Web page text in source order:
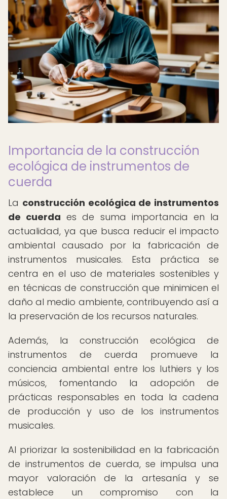
Importancia de la construcción
ecológica de instrumentos de
cuerda
La construcción ecológica de instrumentos
de cuerda es de suma importancia en la
actualidad, ya que busca reducir el impacto
ambiental causado por la fabricación de
instrumentos musicales. Esta práctica se
centra en el uso de materiales sostenibles y
en técnicas de construcción que minimicen el
daño al medio ambiente, contribuyendo así a
la preservación de los recursos naturales.
Además, la construcción ecológica de
instrumentos de cuerda promueve la
conciencia ambiental entre los luthiers y los
músicos, fomentando la adopción de
prácticas responsables en toda la cadena
de producción y uso de los instrumentos
musicales.
Al priorizar la sostenibilidad en la fabricación
de instrumentos de cuerda, se impulsa una
mayor valoración de la artesanía y se
establece un compromiso con la